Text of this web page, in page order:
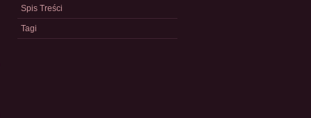
Spis Treści
Tagi